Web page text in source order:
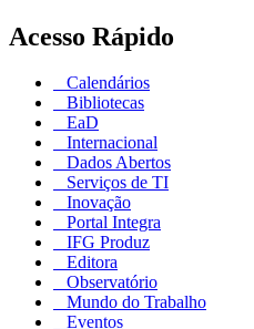
Acesso Rápido
Calendários
Bibliotecas
EaD
Internacional
Dados Abertos
Serviços de TI
Inovação
Portal Integra
IFG Produz
Editora
Observatório
Mundo do Trabalho
Eventos